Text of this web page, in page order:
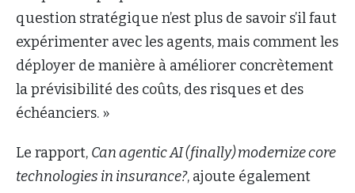
question stratégique n’est plus de savoir s’il faut
expérimenter avec les agents, mais comment les
déployer de manière à améliorer concrètement
la prévisibilité des coûts, des risques et des
échéanciers. »
Le rapport, Can agentic AI (finally) modernize core
technologies in insurance?, ajoute également